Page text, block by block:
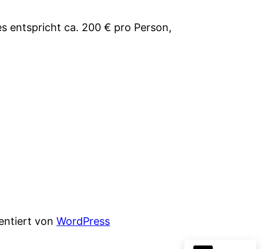
entspricht ca. 200 € pro Person,
vonWordPress